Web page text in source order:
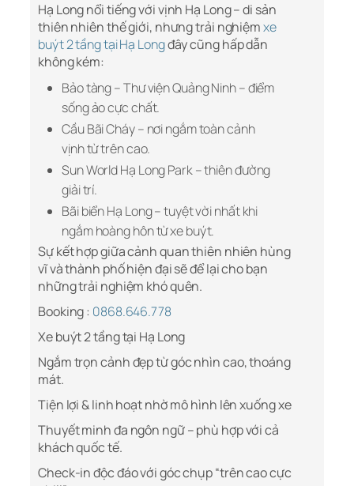
Hạ Long nổi tiếng với vịnh Hạ Long – di sản
thiên nhiên thế giới, nhưng trải nghiệmxe
buýt 2 tầng tại Hạ Longđây cũng hấp dẫn
không kém:
Bảo tàng – Thư viện Quảng Ninh – điểm
sống ảo cực chất.
Cầu Bãi Cháy – nơi ngắm toàn cảnh
vịnh từ trên cao.
Sun World Hạ Long Park – thiên đường
giải trí.
Bãi biển Hạ Long – tuyệt vời nhất khi
ngắm hoàng hôn từ xe buýt.
Sự kết hợp giữa cảnh quan thiên nhiên hùng
vĩ và thành phố hiện đại sẽ để lại cho bạn
những trải nghiệm khó quên.
Booking : 0868.646.778
Xe buýt 2 tầng tại Hạ Long
Ngắm trọn cảnh đẹp từ góc nhìn cao, thoáng
mát.
Tiện lợi & linh hoạt nhờ mô hình lên xuống xe
Thuyết minh đa ngôn ngữ – phù hợp với cả
khách quốc tế.
Check-in độc đáo với góc chụp “trên cao cực